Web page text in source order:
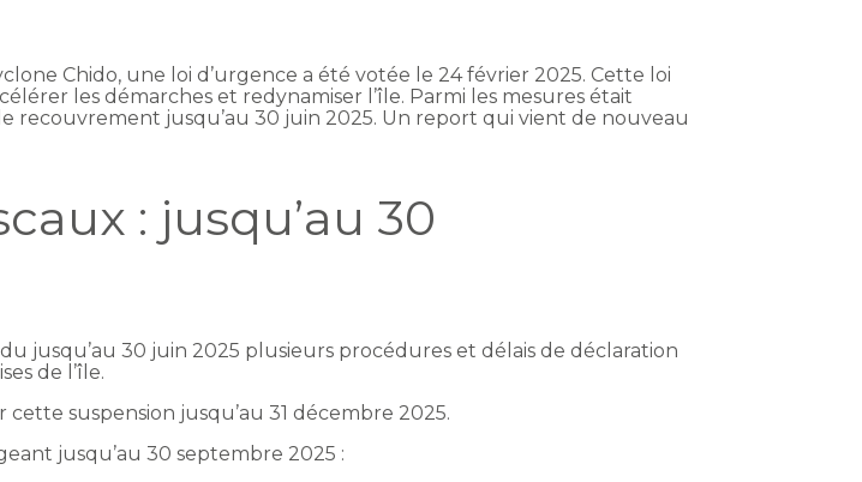
Chido, une loi d’urgence a été votée le 24 février 2025. Cette loi
les démarches et redynamiser l’île. Parmi les mesures était
recouvrement jusqu’au 30 juin 2025. Un report qui vient de nouveau
: jusqu’au 30
jusqu’au 30 juin 2025 plusieurs procédures et délais de déclaration
de l’île.
cette suspension jusqu’au 31 décembre 2025.
jusqu’au 30 septembre 2025 :